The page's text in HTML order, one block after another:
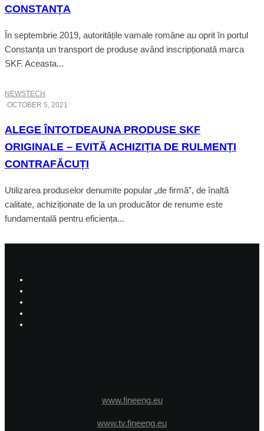
CONSTANȚA
În septembrie 2019, autoritățile vamale române au oprit în portul
Constanța un transport de produse având inscripționată marca
SKF. Aceasta...
NEWSTECH
·OCTOBER 5, 2021
ALEGE ÎNTOTDEAUNA PRODUSE SKF
ORIGINALE – EVITĂ ACHIZIȚIA DE RULMENȚI
CONTRAFĂCUȚI
Utilizarea produselor denumite popular „de firmă”, de înaltă
calitate, achiziționate de la un producător de renume este
fundamentală pentru eficiența...
www.fineeng.eu
www.tv.fineeng.eu